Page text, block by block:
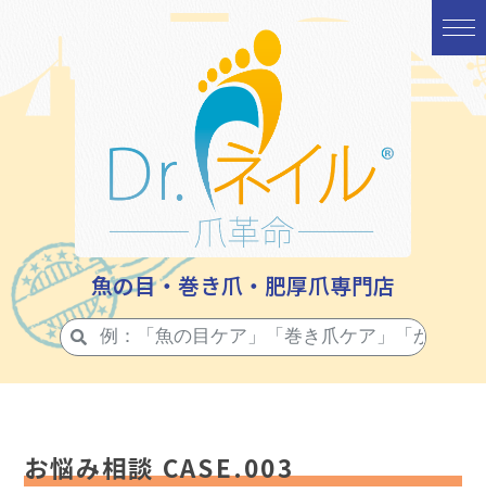
魚の目・巻き爪・肥厚爪専門店
お悩み相談 CASE.003